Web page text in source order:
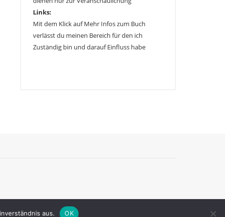
Links:
Mit dem Klick auf Mehr Infos zum Buch
verlässt du meinen Bereich für den ich
Zuständig bin und darauf Einfluss habe
aus. OK